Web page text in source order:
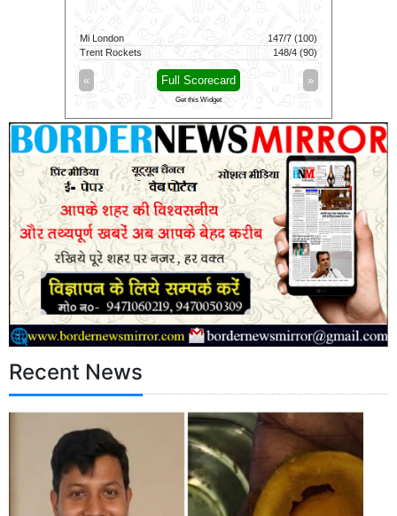
147/7 (100)
148/4 (90)
»
Full Scorecard
Get this Widget
Mi London Women
Trent Rockets Women
Recent News